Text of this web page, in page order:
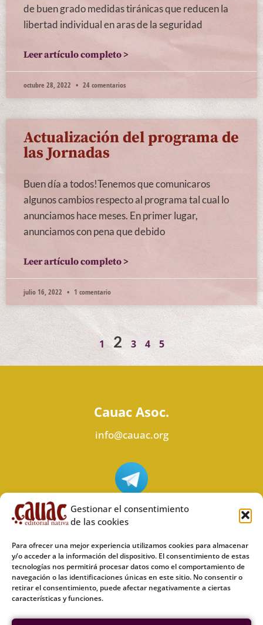
Gestionar el consentimiento
de las cookies
Para ofrecer una mejor experiencia utilizamos cookies para almacenar
y/o acceder a la información del dispositivo. El consentimiento de estas
tecnologías nos permitirá procesar datos como el comportamiento de
navegación o las identificaciones únicas en este sitio. No consentir o
retirar el consentimiento, puede afectar negativamente a ciertas
características y funciones.
de buen grado medidas tiránicas que reducen la
libertad individual en aras de la seguridad
Leer artículo completo >
octubre 28, 2022 24 comentarios
Actualización del programa de
las Jornadas
Buen día a todos!Tenemos que comunicaros
algunos cambios respecto al programa tal cual lo
anunciamos hace meses. En primer lugar,
anunciamos con pena que debido
Leer artículo completo >
julio 16, 2022 1 comentario
1 2 3 4 5
Cauac Asoc.
info@cauac.org
Síguenos en Telegram
Síguenos en Odysee